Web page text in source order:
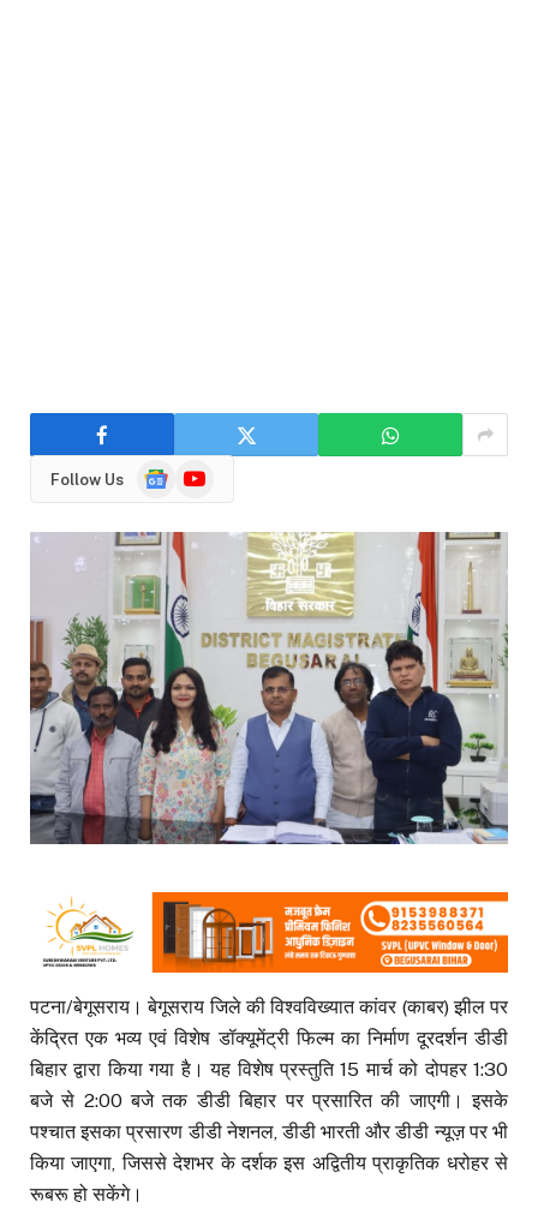
Follow Us
GoogleYouTube
पटना/बेगूसराय। बेगूसराय जिले की विश्वविख्यात कांवर (काबर) झील पर
केंद्रित एक भव्य एवं विशेष डॉक्यूमेंट्री फिल्म का निर्माण दूरदर्शन डीडी
बिहार द्वारा किया गया है। यह विशेष प्रस्तुति 15 मार्च को दोपहर 1:30
बजे से 2:00 बजे तक डीडी बिहार पर प्रसारित की जाएगी। इसके
पश्चात इसका प्रसारण डीडी नेशनल, डीडी भारती और डीडी न्यूज़ पर भी
किया जाएगा, जिससे देशभर के दर्शक इस अद्वितीय प्राकृतिक धरोहर से
रूबरू हो सकेंगे।